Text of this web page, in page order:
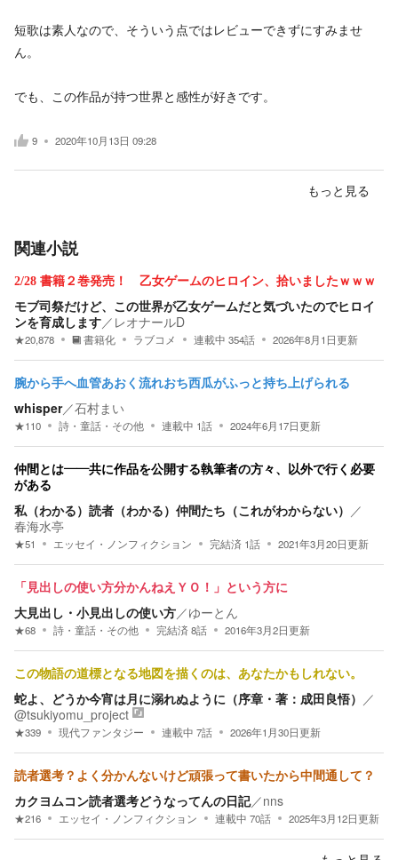
短歌は素人なので、そういう点ではレビューできずにすみませ
ん。
でも、この作品が持つ世界と感性が好きです。
9 2020年10月13日 09:28
もっと見る
関連小説
2/28 書籍２巻発売！ 乙女ゲームのヒロイン、拾いましたｗｗｗ
モブ司祭だけど、この世界が乙女ゲームだと気づいたのでヒロイ
ンを育成します／ レオナールD
★20,878 書籍化 ラブコメ 連載中 354話 2026年8月1日更新
腕から手へ血管あおく流れおち西瓜がふっと持ち上げられる
whisper／石村まい
★110 詩・童話・その他 連載中 1話 2024年6月17日更新
仲間とは――共に作品を公開する執筆者の方々、以外で行く必要
がある
私（わかる）読者（わかる）仲間たち（これがわからない） ／
春海水亭
★51 エッセイ・ノンフィクション 完結済 1話 2021年3月20日更新
「見出しの使い方分かんねえＹＯ！」という方に
大見出し・小見出しの使い方／ゆーとん
★68 詩・童話・その他 完結済8話 2016年3月2日更新
この物語の道標となる地図を描くのは、あなたかもしれない。
蛇よ、どうか今宵は月に溺れぬように（序章・著：成田良悟） ／
@tsukiyomu_project
★339 現代ファンタジー 連載中 7話 2026年1月30日更新
読者選考？よく分かんないけど頑張って書いたから中間通して？
カクヨムコン読者選考どうなってんの日記／nns
★216 エッセイ・ノンフィクション 連載中 70話 2025年3月12日更新